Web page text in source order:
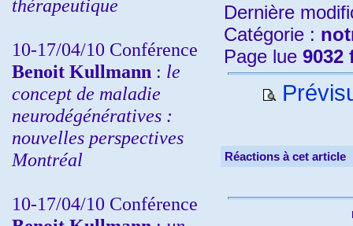
thérapeutique
10-17/04/10 Conférence
Benoit Kullmann : le
concept de maladie
neurodégénératives :
nouvelles perspectives
Montréal
10-17/04/10 Conférence
Dernière
Catégorie :
Page lue 9032
Réactions à cet article